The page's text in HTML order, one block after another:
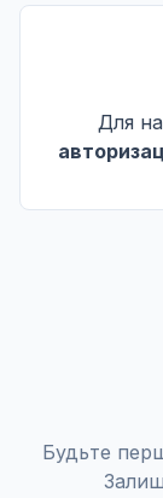
02 жовт.
12
16 жовт.
Для
Будьте